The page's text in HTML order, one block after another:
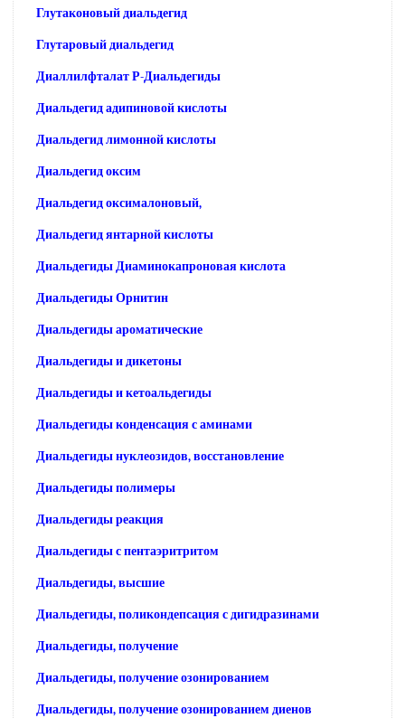
Глутаконовый диальдегид
Глутаровый диальдегид
Диаллилфталат Р-Диальдегиды
Диальдегид адипиновой кислоты
Диальдегид лимонной кислоты
Диальдегид оксим
Диальдегид оксималоновый,
Диальдегид янтарной кислоты
Диальдегиды Диаминокапроновая кислота
Диальдегиды Орнитин
Диальдегиды ароматические
Диальдегиды и дикетоны
Диальдегиды и кетоальдегиды
Диальдегиды конденсация с аминами
Диальдегиды нуклеозидов, восстановление
Диальдегиды полимеры
Диальдегиды реакция
Диальдегиды с пентаэритритом
Диальдегиды, высшие
Диальдегиды, поликондепсация с дигидразинами
Диальдегиды, получение
Диальдегиды, получение озонированием
Диальдегиды, получение озонированием диенов